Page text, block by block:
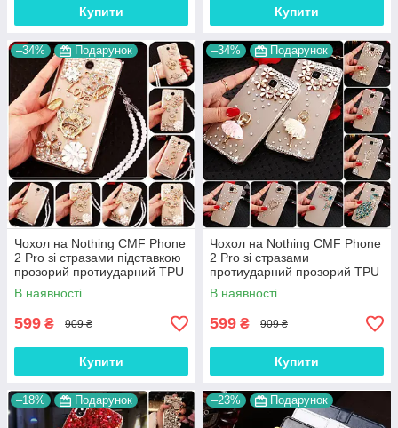
Купити Купити
–34% Подарунок
Чохол на Nothing CMF Phone
2 Pro зі стразами підставкою
прозорий протиударний TPU
"ROYALER"
В наявності
599 ₴ 909 ₴
Купити
–34% Подарунок
Чохол на Nothing CMF Phone
2 Pro зі стразами
протиударний прозорий TPU
"DIAMOND"
В наявності
599 ₴ 909 ₴
Купити
–18% Подарунок –23% Подарунок